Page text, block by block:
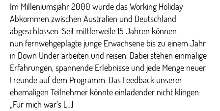
Im Milleniumsjahr 2000 wurde das Working Holiday
Abkommen zwischen Australien und Deutschland
abgeschlossen. Seit mittlerweile 15 Jahren können
nun fernwehgeplagte junge Erwachsene bis zu einem Jahr
in Down Under arbeiten und reisen. Dabei stehen einmalige
Erfahrungen, spannende Erlebnisse und jede Menge neuer
Freunde auf dem Programm. Das Feedback unserer
ehemaligen Teilnehmer könnte einladender nicht klingen:
„Für mich war’s […]